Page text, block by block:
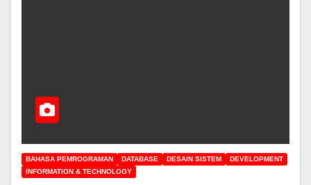
BAHASA PEMROGRAMAN DATABASE DESAIN SISTEM
DEVELOPMENT
INFORMATION & TECHNOLOGY